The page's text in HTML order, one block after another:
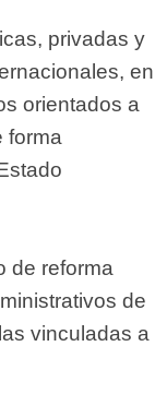
privadas y
en
orientados a
forma
de reforma
de
vinculadas a